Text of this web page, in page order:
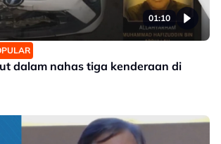
01:10
dalam nahas tiga kenderaan di